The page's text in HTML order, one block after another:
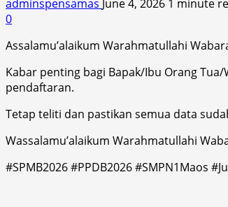
adminspensamas June 4, 2026 1 minute
0
Assalamu’alaikum Warahmatullahi
Kabar penting bagi Bapak/Ibu Orang
pendaftaran.
Tetap teliti dan pastikan semua data
Wassalamu’alaikum Warahmatullahi
#SPMB2026 #PPDB2026 #SMPN1Maos